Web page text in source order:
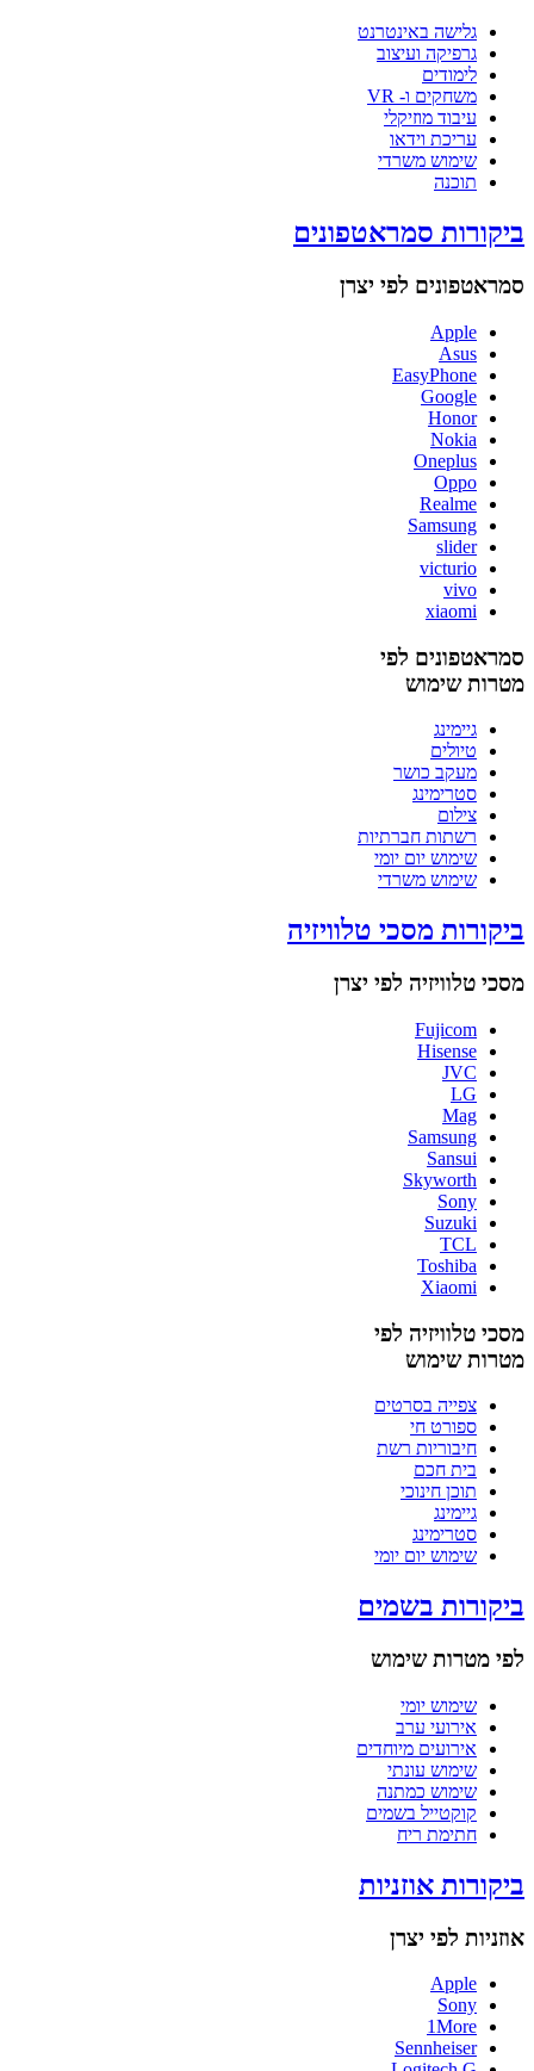
גלישה באינטרנט
גרפיקה ועיצוב
לימודים
משחקים ו- VR
עיבוד מוזיקלי
עריכת וידאו
שימוש משרדי
תוכנה
ביקורות סמראטפונים
סמראטפונים לפי יצרן
Apple
Asus
EasyPhone
Google
Honor
Nokia
Oneplus
Oppo
Realme
Samsung
slider
victurio
vivo
xiaomi
סמראטפונים לפי
מטרות שימוש
גיימינג
טיולים
מעקב כושר
סטרימינג
צילום
רשתות חברתיות
שימוש יום יומי
שימוש משרדי
ביקורות מסכי טלוויזיה
מסכי טלוויזיה לפי יצרן
Fujicom
Hisense
JVC
LG
Mag
Samsung
Sansui
Skyworth
Sony
Suzuki
TCL
Toshiba
Xiaomi
מסכי טלוויזיה לפי
מטרות שימוש
צפייה בסרטים
ספורט חי
חיבוריות רשת
בית חכם
תוכן חינוכי
גיימינג
סטרימינג
שימוש יום יומי
ביקורות בשמים
לפי מטרות שימוש
שימוש יומי
אירועי ערב
אירועים מיוחדים
שימוש עונתי
שימוש כמתנה
קוקטייל בשמים
חתימת ריח
ביקורות אוזניות
אוזניות לפי יצרן
Apple
Sony
1More
Sennheiser